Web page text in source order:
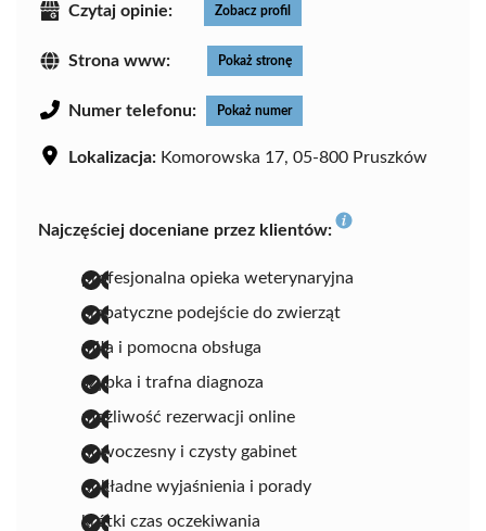
Czytaj opinie: Zobacz profil
Strona www: Pokaż stronę
Numer telefonu: Pokaż numer
Lokalizacja: Komorowska 17, 05-800 Pruszków
Najczęściej doceniane przez klientów:
profesjonalna opieka weterynaryjna
empatyczne podejście do zwierząt
miła i pomocna obsługa
szybka i trafna diagnoza
możliwość rezerwacji online
nowoczesny i czysty gabinet
dokładne wyjaśnienia i porady
krótki czas oczekiwania